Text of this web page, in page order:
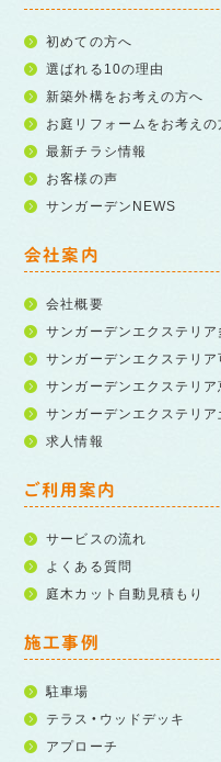
初めての方へ
選ばれる10の理由
新築外構をお考えの方へ
お庭リフォームをお考えの
最新チラシ情報
お客様の声
サンガーデンNEWS
会社案内
会社概要
サンガーデンエクステリア
サンガーデンエクステリア
サンガーデンエクステリア
サンガーデンエクステリア
求人情報
ご利用案内
サービスの流れ
よくある質問
庭木カット自動見積もり
施工事例
駐車場
テラス・ウッドデッキ
アプローチ